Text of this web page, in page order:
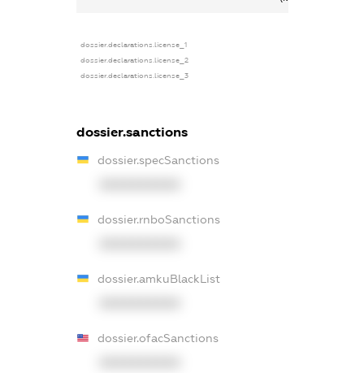
dossier.declarations.license_1
dossier.declarations.license_2
dossier.declarations.license_3
dossier.sanctions
dossier.specSanctions
dossier.rnboSanctions
dossier.amkuBlackList
dossier.ofacSanctions